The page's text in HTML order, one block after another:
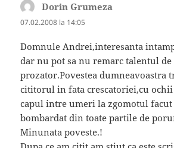
Dorin Grumeza
07.02.2008 la 14:05
Domnule Andrei,interesanta
dar nu pot sa nu remarc talentul
prozator.Povestea dumneavoastra
cititorul in fata crescatoriei,cu ochii
capul intre umeri la zgomotul
bombardat din toate partile de
Minunata poveste.!